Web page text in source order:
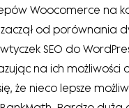
Woocomerce na
zaczął od porównania
SEO do
na ich możliwości
że nieco lepsze